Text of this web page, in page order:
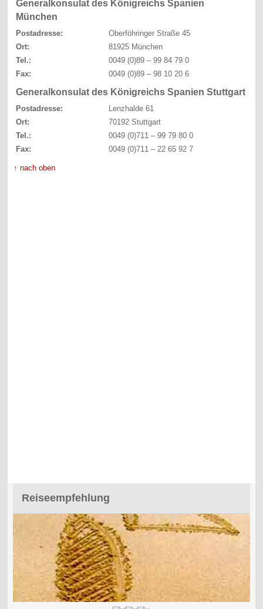
Generalkonsulat des Königreichs Spanien
München
Postadresse:
Oberföhringer Straße 45
Ort:
81925 München
Tel.:
0049 (0)89 – 99 84 79 0
Fax:
0049 (0)89 – 98 10 20 6
Generalkonsulat des Königreichs Spanien Stuttgart
Postadresse:
Lenzhalde 61
Ort:
70192 Stuttgart
Tel.:
0049 (0)711 – 99 79 80 0
Fax:
0049 (0)711 – 22 65 92 7
↑ nach oben
Reiseempfehlung